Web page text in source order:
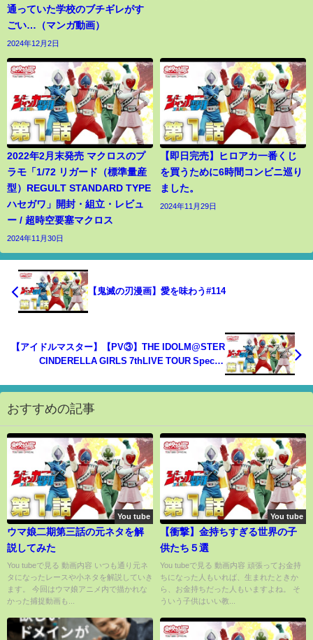
通っていた学校のブチギレがす
ごい…（マンガ動画）
2024年12月2日
2022年2月末発売 マクロスのプ
ラモ「1/72 リガード（標準量産
型）REGULT STANDARD TYPE
ハセガワ」開封・組立・レビュ
ー / 超時空要塞マクロス
2024年11月30日
【即日完売】ヒロアカ一番くじ
を買うために6時間コンビニ巡り
ました。
2024年11月29日
【鬼滅の刃漫画】愛を味わう#114
【アイドルマスター】【PV③】THE IDOLM@STER
CINDERELLA GIRLS 7thLIVE TOUR Special
おすすめの記事
You tube
ウマ娘二期第三話の元ネタを解
説してみた
You tubeで見る 動画内容 いつも通り元ネ
タになったレースや小ネタを解説していき
ます。 今回はウマ娘アニメ内で描かれな
かった捕捉動画も...
You tube
【衝撃】金持ちすぎる世界の子
供たち５選
You tubeで見る 動画内容 頑張ってお金持
ちになった人もいれば、生まれたときか
ら、お金持ちだった人もいますよね。 そ
ういう子供はいい教...